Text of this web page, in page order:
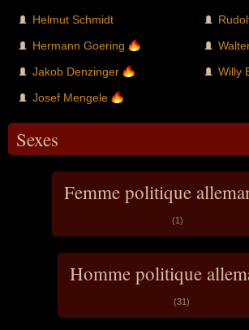
Helmut Schmidt
Hermann Goering
Jakob Denzinger
Josef Mengele
Willy
Sexes
Femme politique
(1)
Homme politique
(31)